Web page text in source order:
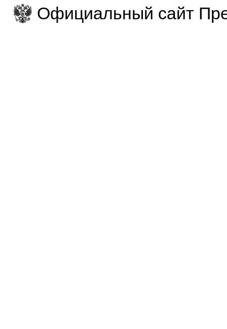
Официальный сайт